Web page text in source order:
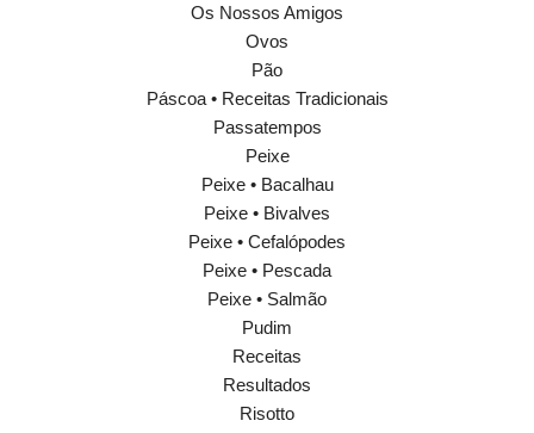
Os Nossos Amigos
Ovos
Pão
Páscoa • Receitas Tradicionais
Passatempos
Peixe
Peixe • Bacalhau
Peixe • Bivalves
Peixe • Cefalópodes
Peixe • Pescada
Peixe • Salmão
Pudim
Receitas
Resultados
Risotto